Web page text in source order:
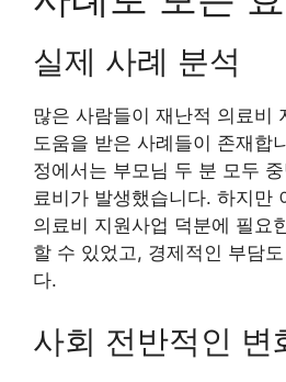
실제 사례 분석
많은 사람들이 재난적 의료비
도움을 받은 사례들이 존재합
정에서는 부모님 두 분 모두
료비가 발생했습니다. 하지만
의료비 지원사업 덕분에 필요
할 수 있었고, 경제적인 부담
다.
사회 전반적인 변